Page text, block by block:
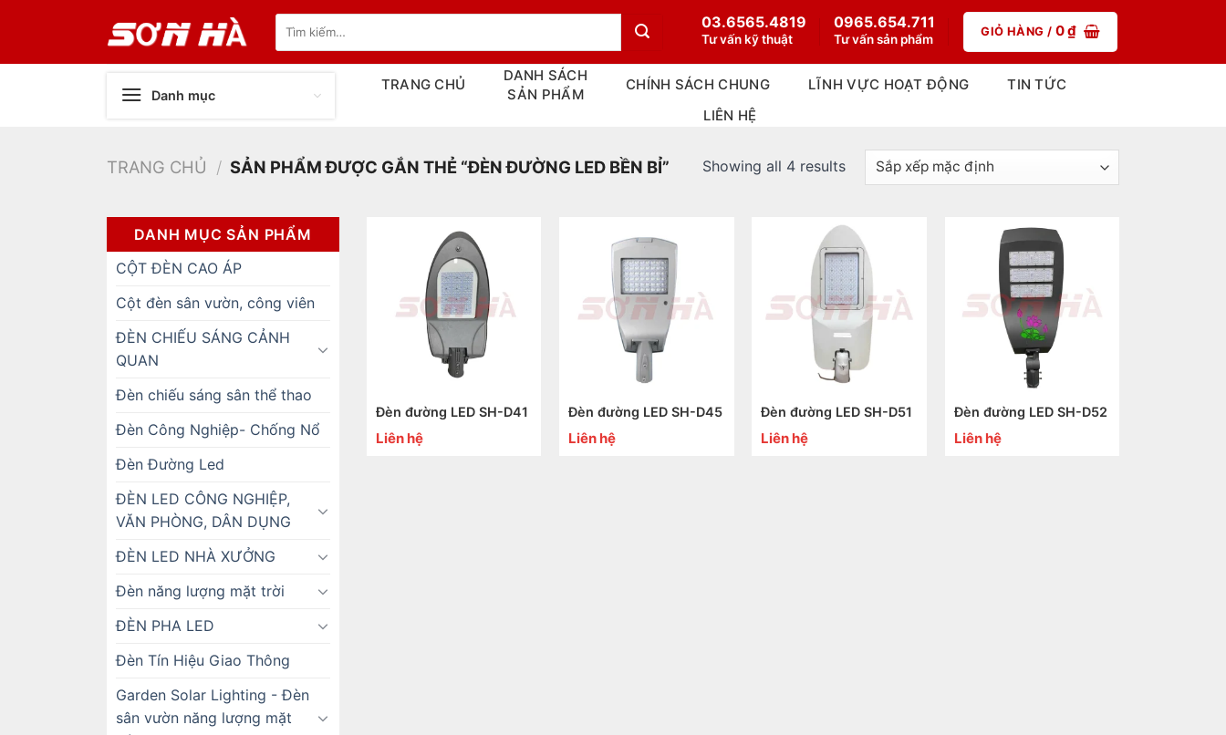
kiếm:
03.6565.4819
Tư vấn kỹ thuật
0965.654.711
Tư vấn sản phẩm
GIỎ HÀNG / 0₫
Danh mục
TRANG CHỦ
DANH SÁCH
SẢN PHẨM
CHÍNH SÁCH CHUNG LĨNH VỰC HOẠT ĐỘNG
TIN TỨC
LIÊN HỆ
TRANG CHỦ / SẢN PHẨM ĐƯỢC GẮN THẺ “ĐÈN ĐƯỜNG LED BỀN BỈ” Showing all 4 results
DANH MỤC SẢN PHẨM
CỘT ĐÈN CAO ÁP
Cột đèn sân vườn, công viên
ĐÈN CHIẾU SÁNG CẢNH
QUAN
Đèn chiếu sáng sân thể thao
Đèn Công Nghiệp- Chống Nổ
Đèn Đường Led
ĐÈN LED CÔNG NGHIỆP,
VĂN PHÒNG, DÂN DỤNG
ĐÈN LED NHÀ XƯỞNG
Đèn năng lượng mặt trời
ĐÈN PHA LED
Đèn Tín Hiệu Giao Thông
Garden Solar Lighting - Đèn
sân vườn năng lượng mặt
Đèn đường LED SH-D41
Liên hệ
Đèn đường LED SH-D45
Liên hệ
Đèn đường LED SH-D51
Liên hệ
Đèn đường LED SH-D52
Liên hệ